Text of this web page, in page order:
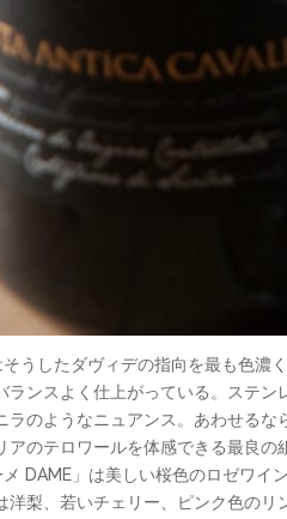
うしたダヴィデの指向を最も色濃
ンスよく仕上がっている。ステ
ラのようなニュアンス。あわせる
アのテロワールを体感できる最良
DAME」は美しい桜色のロゼワ
洋梨、若いチェリー、ピンク色の